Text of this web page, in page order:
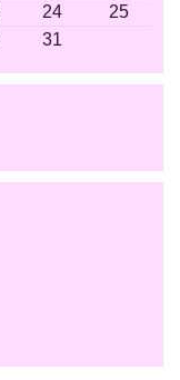
24
25
31